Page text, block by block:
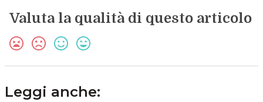
Valuta la qualità di questo articolo
Leggi anche: